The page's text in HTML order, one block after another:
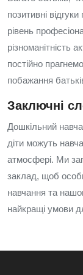
позитивні
рівень
різноманітність
постійно
побажання
Заключні
Дошкільний
діти можуть
атмосфері. Ми
заклад, щоб
навчання та
найкращі умови